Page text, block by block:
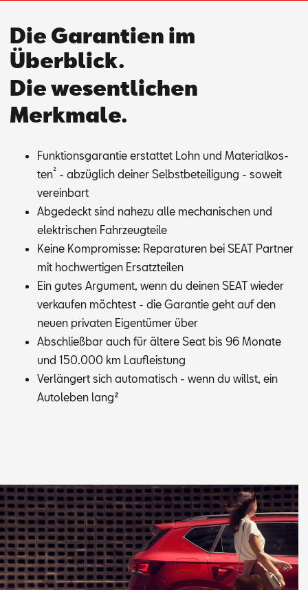
Die Garantien im
Überblick.
Die wesentlichen
Merkmale.
Funk­ti­ons­ga­ran­tie er­stat­tet Lohn und Ma­te­ri­al­kos­
ten² - ab­züg­lich dei­ner Selbst­be­tei­li­gung - so­weit
ver­ein­bart
Ab­ge­deckt sind na­he­zu alle me­cha­ni­schen und
elek­tri­schen Fahr­zeug­tei­le
Kei­ne Kom­pro­mis­se: Re­pa­ra­tu­ren bei SEAT Part­ner
mit hoch­wer­ti­gen Er­satz­tei­len
Ein gu­tes Ar­gu­ment, wenn du dei­nen SEAT wie­der
ver­kau­fen möch­test - die Ga­ran­tie geht auf den
neu­en pri­va­ten Ei­gen­tü­mer über
Ab­schließ­bar auch für äl­te­re Seat bis 96 Mo­na­te
und 150.000 km Lauf­leis­tung
Ver­län­gert sich au­to­ma­tisch - wenn du willst, ein
Au­to­le­ben lang²